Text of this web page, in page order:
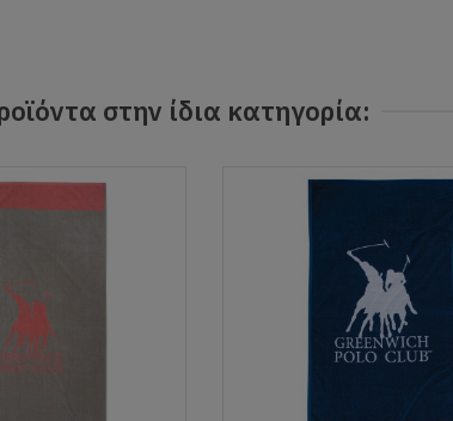
στην ίδια κατηγορία: